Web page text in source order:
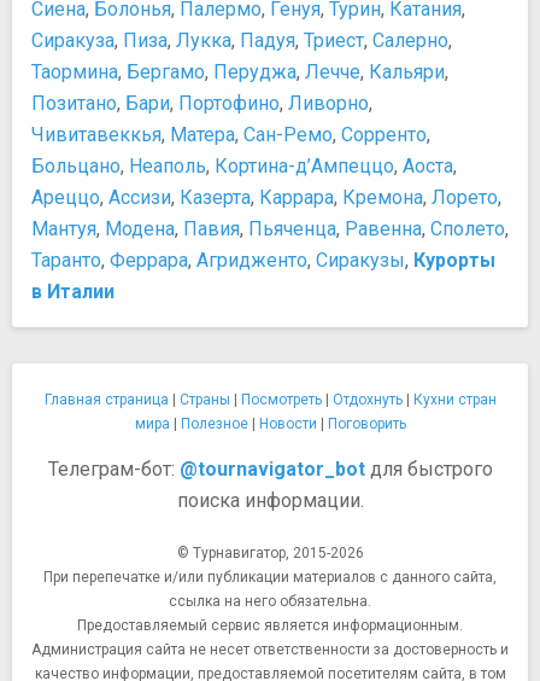
Капитолийские музеи
Крипта Бальби. Национальный музей Рима
Музеи Ватикана
Национальный музей искусств XXI века
Палаццо Альтемпс. Национальный музей Рима
Палаццо Браски. Музей Рима
Палаццо Массимо. Национальный музей Рима
Термы Диоклециана. Национальный музей Рима.
Ночная жизнь, рестораны, кабаре
"Rimessa Roscioli" Дегустация вина и еды
Colosseum Pub Crawl
Goa Club
Памятники, скульптуры, статуи
Колонна Траяна
Памятник Джордано Бруно
Парки и природные достопримечательности
Вилла Ада
Вилла Боргезе
Зоопарк Рима
Сиена, Болонья, Палермо, Генуя, Турин, Катания,
Сиракуза, Пиза, Лукка, Падуя, Триест, Салерно,
Таормина, Бергамо, Перуджа, Лечче, Кальяри,
Позитано, Бари, Портофино, Ливорно,
Чивитавеккья, Матера, Сан-Ремо, Сорренто,
Больцано, Неаполь, Кортина-д’Ампеццо, Аоста,
Ареццо, Ассизи, Казерта, Каррара, Кремона, Лорето,
Мантуя, Модена, Павия, Пьяченца, Равенна, Сполето,
Таранто, Феррара, Агридженто, Сиракузы, Курорты
в Италии
Главная страница | Страны | Посмотреть| Отдохнуть| Кухни стран
мира | Полезное| Новости | Поговорить
Телеграм-бот: @tournavigator_botдля быстрого
поиска информации.
© Турнавигатор, 2015-2026
При перепечатке и/или публикации материалов с данного сайта,
ссылка на него обязательна.
Предоставляемый сервис является информационным.
Администрация сайта не несет ответственности за достоверность и
качество информации, предоставляемой посетителям сайта, в том